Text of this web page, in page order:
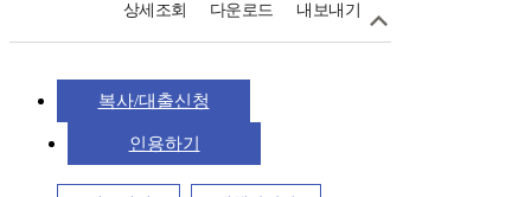
상세조회 다운로드 내보내기
복사/대출신청
인용하기